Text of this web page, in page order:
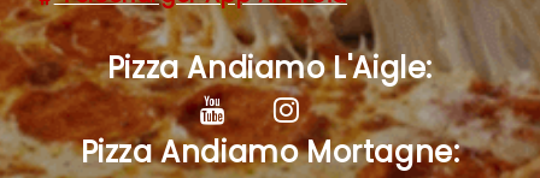
Pizza Andiamo L'Aigle:
Pizza Andiamo Mortagne: